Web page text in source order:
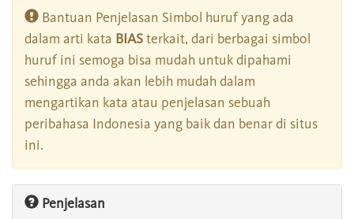
Bantuan Penjelasan Simbol huruf yang ada
dalam arti kata BIASterkait, dari berbagai simbol
huruf ini semoga bisa mudah untuk dipahami
sehingga anda akan lebih mudah dalam
mengartikan kata atau penjelasan sebuah
peribahasa Indonesia yang baik dan benar di situs
ini.
Penjelasan